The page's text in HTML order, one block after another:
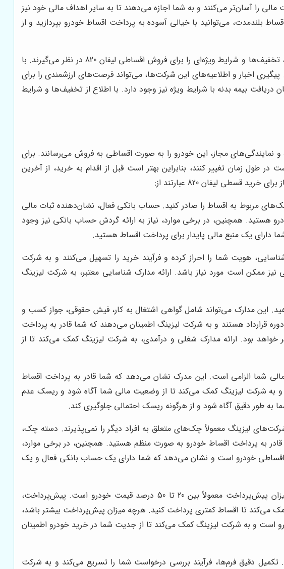
را آسان‌تر می‌کنند و به شما اجازه می‌دهند تا به سایر اهداف مالی خود نیز
بلندمدت، می‌توانید با خیالی آسوده به پرداخت اقساط خودرو بپردازید و از
برخی از شرکت‌های لیزینگ و نمایندگی‌های مجاز، در زمان‌های مختلف، تخفیف‌ها و شرایط ویژه‌ای را برای فروش اقساطی لیفان 820 در نظر می‌گیرند. با
اخبار و اطلاعیه‌های این شرکت‌ها، می‌تواند فرصت‌های ارزشمندی را برای
بیمه بدنه با شرایط ویژه نیز وجود دارد. با اطلاع از تخفیف‌ها و شرایط
از شرکت‌های لیزینگ و نمایندگی‌های مجاز، این خودرو را به صورت اقساطی به فروش می‌رسانند. برای
است در طول زمان تغییر کنند، بنابراین بهتر است قبل از اقدام به خرید، از آخرین
لیفان 820 عبارتند از:
مربوط به اقساط را صادر کنید. حساب بانکی فعال، نشان‌دهنده ثبات مالی
همچنین، در برخی موارد، نیاز به ارائه گردش حساب بانکی نیز وجود
یک منبع مالی پایدار برای پرداخت اقساط هستید.
هویت شما را احراز کرده و فرآیند خرید را تسهیل می‌کنند و به شرکت
ممکن است مورد نیاز باشد. ارائه مدارک شناسایی معتبر، به شرکت لیزینگ
این مدارک می‌تواند شامل گواهی اشتغال به کار، فیش حقوقی، جواز کسب و
قرارداد هستند و به شرکت لیزینگ اطمینان می‌دهند که شما قادر به پرداخت
بود. ارائه مدارک شغلی و درآمدی، به شرکت لیزینگ کمک می‌کند تا از
شما الزامی است. این مدرک نشان می‌دهد که شما قادر به پرداخت اقساط
شرکت لیزینگ کمک می‌کند تا از وضعیت مالی شما آگاه شود و ریسک عدم
طور دقیق آگاه شود و از هرگونه ریسک احتمالی جلوگیری کند.
لیزینگ معمولاً چک‌های متعلق به افراد دیگر را نمی‌پذیرند. دسته چک،
به پرداخت اقساط خودرو به صورت منظم هستید. همچنین، در برخی موارد،
اقساطی خودرو است و نشان می‌دهد که شما دارای یک حساب بانکی فعال و یک
برای خرید قسطی لیفان 820، باید مبلغی را به عنوان پیش‌پرداخت پرداخت کنید. میزان پیش‌پرداخت معمولاً بین 20 تا 50 درصد قیمت خودرو است. پیش‌پرداخت،
می‌کند تا اقساط کمتری پرداخت کنید. هرچه میزان پیش‌پرداخت بیشتر باشد،
است و به شرکت لیزینگ کمک می‌کند تا از جدیت شما در خرید خودرو اطمینان
دقیق فرم‌ها، فرآیند بررسی درخواست شما را تسریع می‌کند و به شرکت